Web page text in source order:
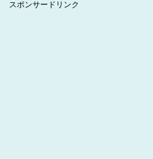
スポンサードリンク